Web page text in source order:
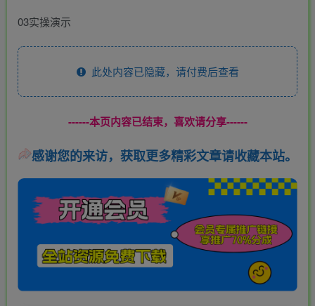
03实操演示
此处内容已隐藏，请付费后查看
------本页内容已结束，喜欢请分享------
感谢您的来访，获取更多精彩文章请收藏本站。